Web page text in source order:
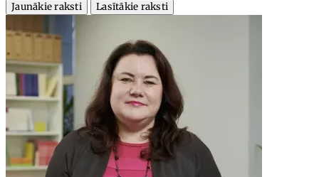
Jaunākie raksti
Lasītākie raksti